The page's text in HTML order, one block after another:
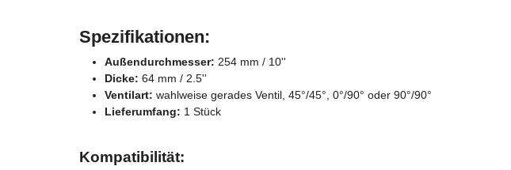
Spezifikationen:
Außendurchmesser: 254 mm / 10''
Dicke: 64 mm / 2.5''
Ventilart: wahlweise gerades Ventil, 45°/45°, 0°/90° oder 90°/90°
Lieferumfang: 1 Stück
Kompatibilität: